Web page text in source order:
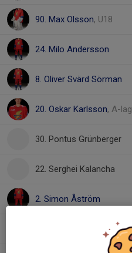
90. Max Olsson, U18
24. Milo Andersson
8. Oliver Svärd Sörman
20. Oskar Karlsson, A-lag
30. Pontus Grünberger
22. Serghei Kalancha
2. Simon Åström